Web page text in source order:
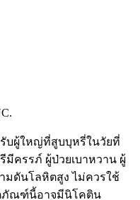
บผู้ใหญ่ที่สูบบุหรี่ในวัยที่
มีครรภ์ ผู้ป่วยเบาหวาน ผู้
มดันโลหิตสูง ไม่ควรใช้
ตภัณฑ์นี้อาจมีนิโคติน